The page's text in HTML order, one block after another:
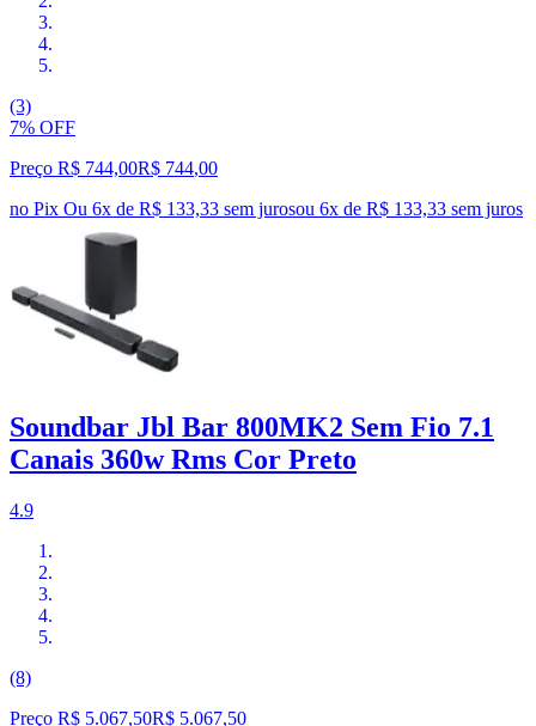
(3)
7% OFF
Preço R$ 744,00R$ 744,00
no Pix Ou 6x de R$ 133,33 sem jurosou 6x de R$ 133,33 sem juros
Soundbar Jbl Bar 800MK2 Sem Fio 7.1
Canais 360w Rms Cor Preto
4.9
(8)
Preço R$ 5.067,50R$ 5.067,50